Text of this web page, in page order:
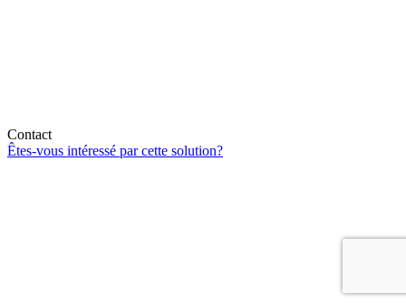
Contact
Êtes-vous intéressé par cette solution?